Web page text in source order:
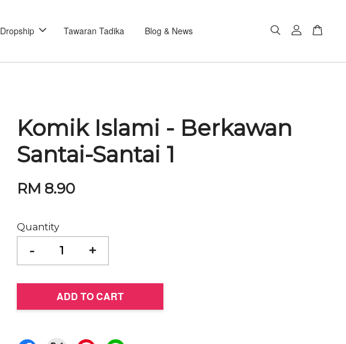
Dropship Tawaran Tadika Blog & News
Komik Islami - Berkawan
Santai-Santai 1
RM 8.90
Quantity
- +
ADD TO CART